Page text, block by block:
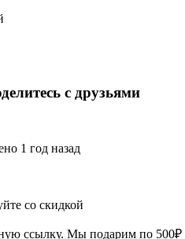
с друзьями
1 год назад
со скидкой
ссылку. Мы подарим по 500₽